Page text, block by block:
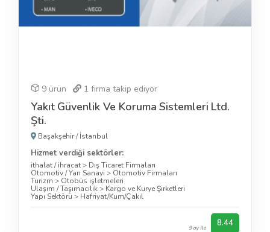
9 ürün 1 firma takip ediyor
Yakıt Güvenlik Ve Koruma Sistemleri Ltd.
Şti.
Başakşehir/İstanbul
Hizmet verdiği sektörler:
ithalat / ihracat> Dış Ticaret Firmaları
Otomotiv / Yan Sanayi > Otomotiv Firmaları
Turizm > Otobüs işletmeleri
Ulaşım / Taşımacılık> Kargo ve Kurye Şirketleri
Yapı Sektörü > Hafriyat/Kum/Çakıl
9 oy ile 8.44